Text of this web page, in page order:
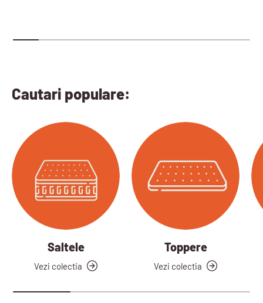
Cautari populare:
Saltele
Vezi colectia
Toppere
Vezi colectia